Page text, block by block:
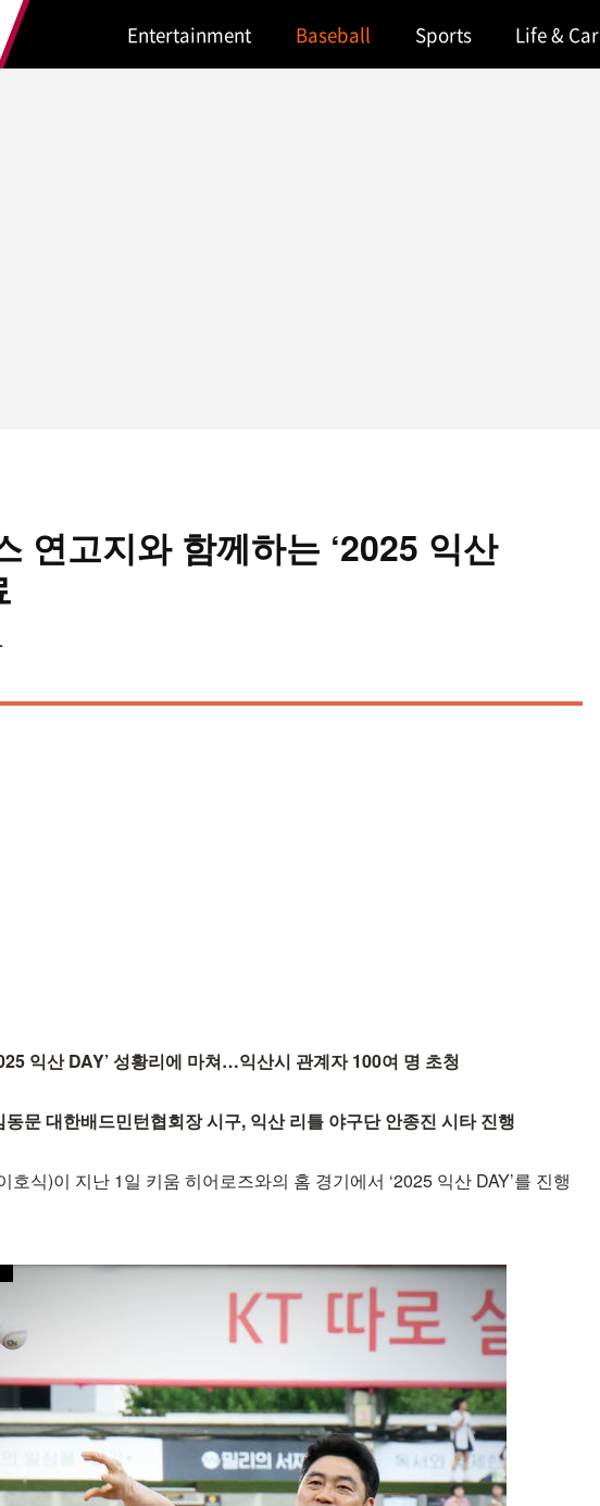
Entertainment Baseball Sports Life & Car
연고지와 함께하는 ‘2025 익산
익산 DAY’ 성황리에 마쳐…익산시 관계자 100여 명 초청
문 대한배드민턴협회장 시구, 익산 리틀 야구단 안종진 시타 진행
호식)이 지난 1일 키움 히어로즈와의 홈 경기에서 ‘2025 익산 DAY’를 진행